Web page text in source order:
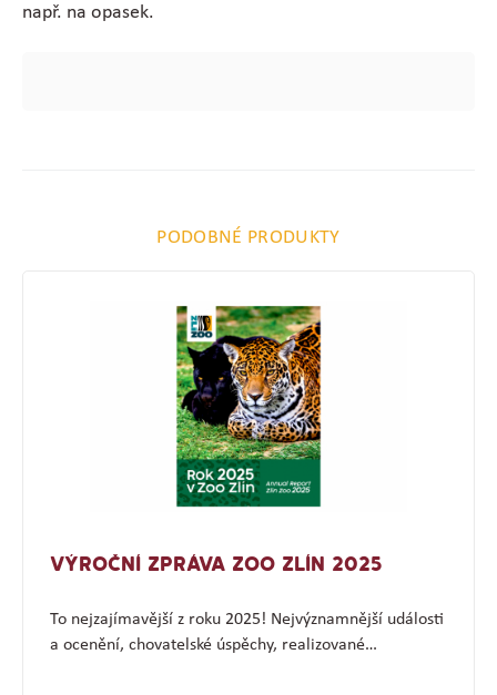
např. na opasek.
PODOBNÉ PRODUKTY
VÝROČNÍ ZPRÁVA ZOO ZLÍN 2025
To nejzajímavější z roku 2025! Nejvýznamnější události
a ocenění, chovatelské úspěchy, realizované…